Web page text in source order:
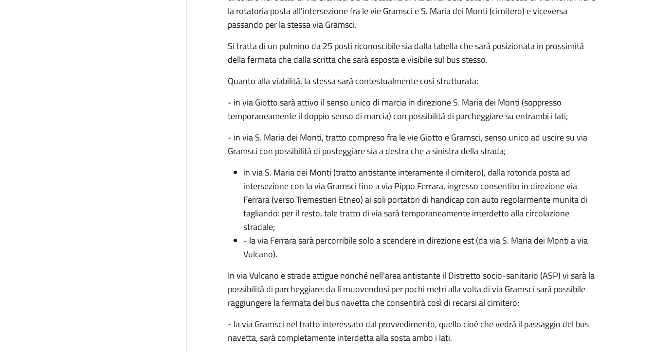
la rotatoria posta all'intersezione fra le vie Gramsci e S. Maria dei Monti (cimitero) e viceversa
passando per la stessa via Gramsci.
Si tratta di un pulmino da 25 posti riconoscibile sia dalla tabella che sarà posizionata in prossimità
della fermata che dalla scritta che sarà esposta e visibile sul bus stesso.
Quanto alla viabilità, la stessa sarà contestualmente così strutturata:
- in via Giotto sarà attivo il senso unico di marcia in direzione S. Maria dei Monti (soppresso
temporaneamente il doppio senso di marcia) con possibilità di parcheggiare su entrambi i lati;
- in via S. Maria dei Monti, tratto compreso fra le vie Giotto e Gramsci, senso unico ad uscire su via
Gramsci con possibilità di posteggiare sia a destra che a sinistra della strada;
in via S. Maria dei Monti (tratto antistante interamente il cimitero), dalla rotonda posta ad
intersezione con la via Gramsci fino a via Pippo Ferrara, ingresso consentito in direzione via
Ferrara (verso Tremestieri Etneo) ai soli portatori di handicap con auto regolarmente munita di
tagliando: per il resto, tale tratto di via sarà temporaneamente interdetto alla circolazione
stradale;
- la via Ferrara sarà percorribile solo a scendere in direzione est (da via S. Maria dei Monti a via
Vulcano).
In via Vulcano e strade attigue nonché nell'area antistante il Distretto socio-sanitario (ASP) vi sarà la
possibilità di parcheggiare: da lì muovendosi per pochi metri alla volta di via Gramsci sarà possibile
raggiungere la fermata del bus navetta che consentirà così di recarsi al cimitero;
- la via Gramsci nel tratto interessato dal provvedimento, quello cioè che vedrà il passaggio del bus
navetta, sarà completamente interdetta alla sosta ambo i lati.